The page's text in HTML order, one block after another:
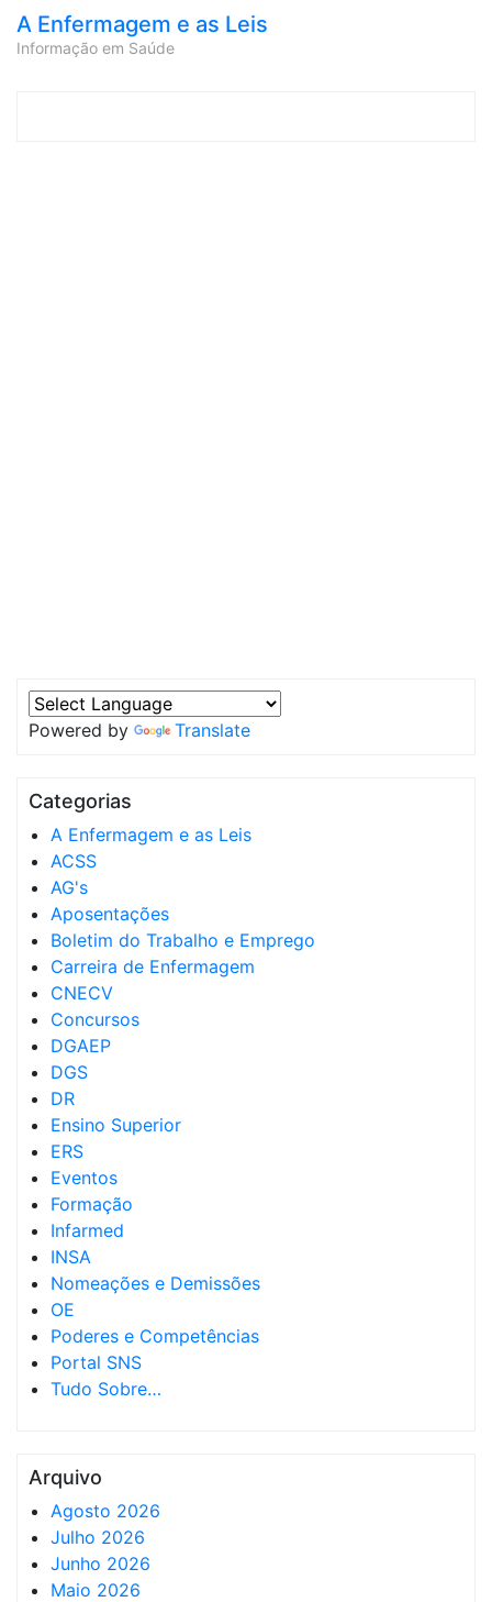
A Enfermagem e as Leis
Informação em Saúde
Powered by Translate
Categorias
A Enfermagem e as Leis
ACSS
AG's
Aposentações
Boletim do Trabalho e Emprego
Carreira de Enfermagem
CNECV
Concursos
DGAEP
DGS
DR
Ensino Superior
ERS
Eventos
Formação
Infarmed
INSA
Nomeações e Demissões
OE
Poderes e Competências
Portal SNS
Tudo Sobre…
Arquivo
Agosto 2026
Julho 2026
Junho 2026
Maio 2026